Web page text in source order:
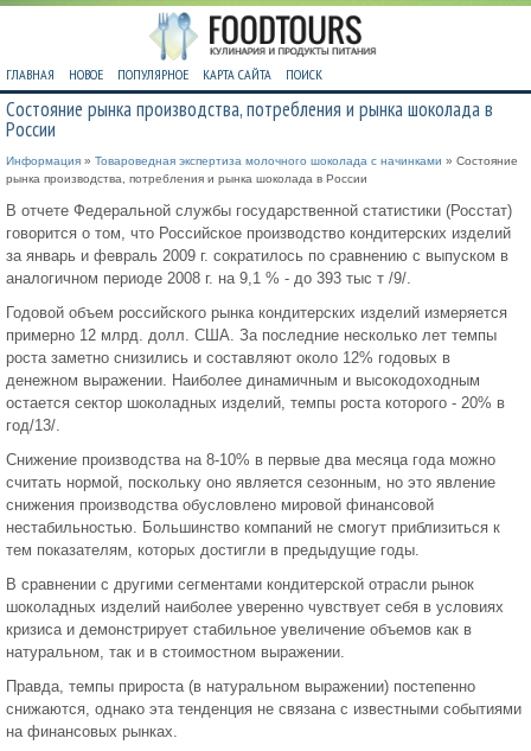
ГЛАВНАЯ НОВОЕ ПОПУЛЯРНОЕ КАРТА САЙТА ПОИСК
Состояние рынка производства, потребления и рынка шоколада в
России
Информация » Товароведная экспертиза молочного шоколада с начинками » Состояние
рынка производства, потребления и рынка шоколада в России
В отчете Федеральной службы государственной статистики (Росстат)
говорится о том, что Российское производство кондитерских изделий
за январь и февраль 2009 г. сократилось по сравнению с выпуском в
аналогичном периоде 2008 г. на 9,1 % - до 393 тыс т /9/.
Годовой объем российского рынка кондитерских изделий измеряется
примерно 12 млрд. долл. США. За последние несколько лет темпы
роста заметно снизились и составляют около 12% годовых в
денежном выражении. Наиболее динамичным и высокодоходным
остается сектор шоколадных изделий, темпы роста которого - 20% в
год/13/.
Снижение производства на 8-10% в первые два месяца года можно
считать нормой, поскольку оно является сезонным, но это явление
снижения производства обусловлено мировой финансовой
нестабильностью. Большинство компаний не смогут приблизиться к
тем показателям, которых достигли в предыдущие годы.
В сравнении с другими сегментами кондитерской отрасли рынок
шоколадных изделий наиболее уверенно чувствует себя в условиях
кризиса и демонстрирует стабильное увеличение объемов как в
натуральном, так и в стоимостном выражении.
Правда, темпы прироста (в натуральном выражении) постепенно
снижаются, однако эта тенденция не связана с известными событиями
на финансовых рынках.